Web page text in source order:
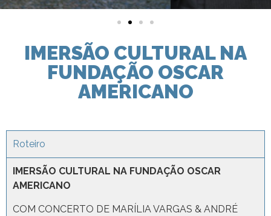
IMERSÃO CULTURAL NA
FUNDAÇÃO OSCAR
AMERICANO
Roteiro
IMERSÃO CULTURAL NA FUNDAÇÃO OSCAR
AMERICANO
COM CONCERTO DE MARÍLIA VARGAS & ANDRÉ